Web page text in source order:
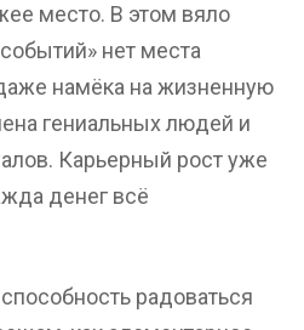
место. В этом вяло
нет места
намёка на жизненную
гениальных людей и
Карьерный рост уже
денег всё
радоваться